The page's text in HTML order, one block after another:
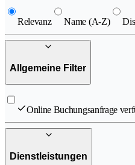
Relevanz Name (A-Z)
Allgemeine Filter
Online Buchungsanfrage
Dienstleistungen